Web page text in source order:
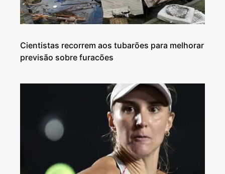
Cientistas recorrem aos tubarões para melhorar
previsão sobre furacões